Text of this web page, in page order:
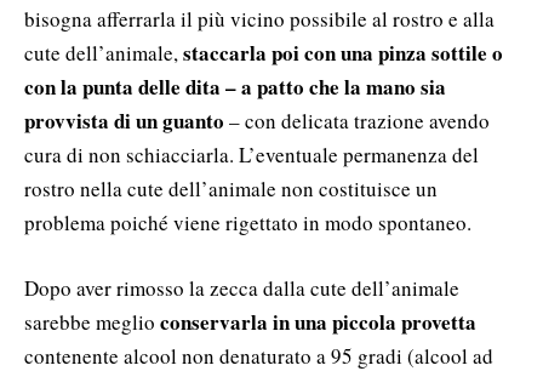
bisogna afferrarla il più vicino possibile al rostro e alla
cute dell’animale,staccarla poi con una pinza sottile o
con la punta delle dita – a patto che la mano sia
provvista di un guanto – con delicata trazione avendo
cura di non schiacciarla. L’eventuale permanenza del
rostro nella cute dell’animale non costituisce un
problema poiché viene rigettato in modo spontaneo.
Dopo aver rimosso la zecca dalla cute dell’animale
sarebbe meglio conservarla in una piccola provetta
contenente alcool non denaturato a 95 gradi (alcool ad